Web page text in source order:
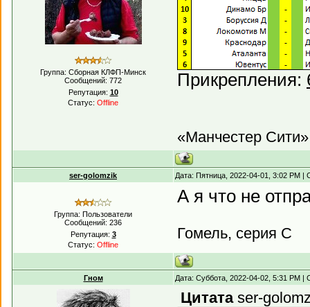
Группа: Сборная КЛФП-Минск
Сообщений: 772
Репутация: 10
Статус: Offline
Прикрепления:
«Манчестер
ser-golomzik Дата: Пятница, 2022-04-01, 3:02 PM
Группа: Пользователи
Сообщений: 236
Репутация: 3
Статус: Offline
А я что не
Гомель, серия С
Гном Дата: Суббота, 2022-04-02, 5:31 PM
Цитата ser-